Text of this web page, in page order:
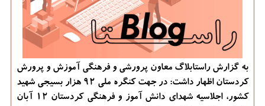
به گزارش راستابلاگ معاون پرورشی و فرهنگی آموزش و پرورش
كردستان اظهار داشت: در جهت كنگره ملی ۹۲ هزار بسیجی شهید
كشور، اجلاسیه شهدای دانش آموز و فرهنگی كردستان ۱۲ آبان